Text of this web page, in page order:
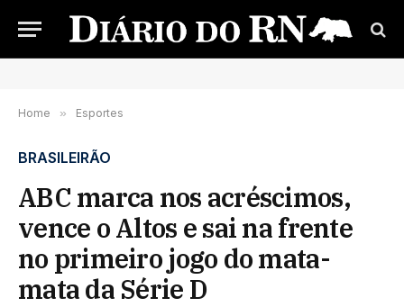
Home » Esportes
BRASILEIRÃO
ABC marca nos acréscimos,
vence o Altos e sai na frente
no primeiro jogo do mata-
mata da Série D